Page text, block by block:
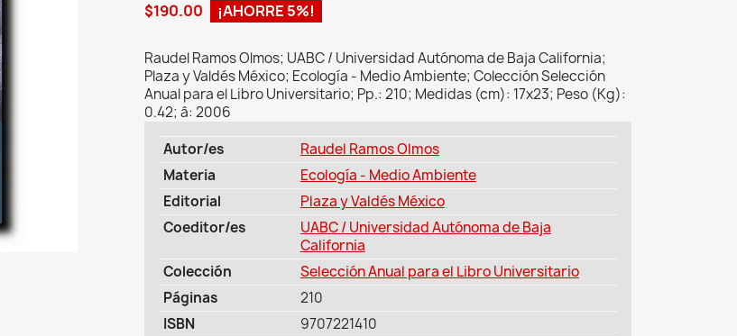
$190.00
¡AHORRE 5%!
Raudel Ramos Olmos; UABC / Universidad Autónoma de Baja California;
Plaza y Valdés México; Ecología - Medio Ambiente; Colección Selección
Anual para el Libro Universitario; Pp.: 210; Medidas (cm): 17x23; Peso (Kg):
0.42; â: 2006
Autor/es
Raudel Ramos Olmos
Materia
Ecología - Medio Ambiente
Editorial
Plaza y Valdés México
Coeditor/es
UABC / Universidad Autónoma de Baja
California
Colección
Selección Anual para el Libro Universitario
Páginas
210
ISBN
9707221410